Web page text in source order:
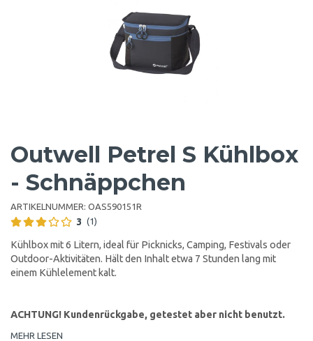
Outwell Petrel S Kühlbox
- Schnäppchen
ARTIKELNUMMER: OAS590151R
3 (1)
Kühlbox mit 6 Litern, ideal für Picknicks, Camping, Festivals oder
Outdoor-Aktivitäten. Hält den Inhalt etwa 7 Stunden lang mit
einem Kühlelement kalt.
ACHTUNG! Kundenrückgabe, getestet aber nicht benutzt.
MEHR LESEN